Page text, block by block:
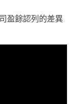
盈餘認列的差異